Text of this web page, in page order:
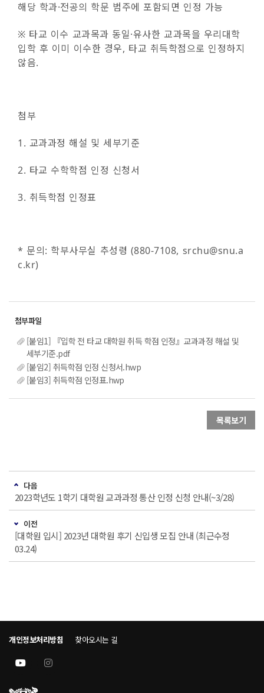
해당 학과·전공의 학문 범주에 포함되면 인정 가능
※ 타교 이수 교과목과 동일·유사한 교과목을 우리대학
입학 후 이미 이수한 경우, 타교 취득학점으로 인정하지
않음.
첨부
1. 교과과정 해설 및 세부기준
2. 타교 수학학점 인정 신청서
3. 취득학점 인정표
* 문의: 학부사무실 추성령 (880-7108, srchu@snu.a
c.kr)
[붙임1] 『입학 전 타교 대학원 취득 학점 인정』교과과정 해설 및
세부기준.pdf
[붙임2] 취득학점 인정 신청서.hwp
[붙임3] 취득학점 인정표.hwp
목록보기
다음
2023학년도 1학기 대학원 교과과정 통산 인정 신청 안내(~3/28)
이전
[대학원 입시] 2023년 대학원 후기 신입생 모집 안내 (최근수정
03.24)
개인정보처리방침 찾아오시는 길